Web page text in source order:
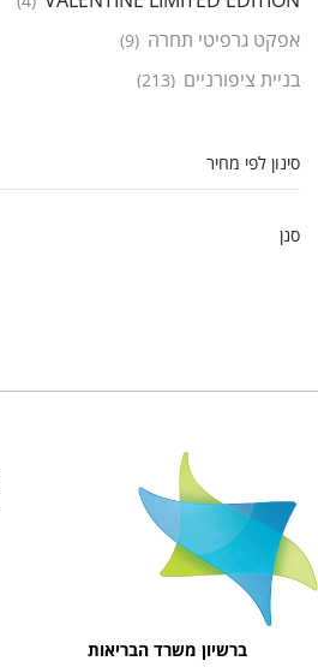
אפקט גרפיטי תחרה (9)
בניית ציפורניים (213)
גלי גל - גל סמיך שלא מתפלס
גלי טיפס (14)
מדבקות סיליקון Duet
טופ מבריק ללא נטרול
טופ מתקן ICE PINK
(1)
טופ מתקן LAVENDER
טופ מתקן MILKY
(1)
טופ עוגייה
טופ פוייל זהב (1)
סינון לפי מחיר
סנן
ברשיון משרד הבריאות